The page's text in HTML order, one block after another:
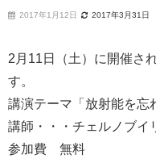
2017年1月12日 2017年3月31日
2月11日（土）に開催さ
す。
講演テーマ「放射能を忘
講師・・・チェルノブイ
参加費 無料